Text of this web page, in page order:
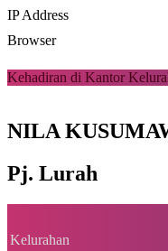
IP Address
Browser
Kehadiran di Kantor
NILA
Pj. Lurah
Kelurahan